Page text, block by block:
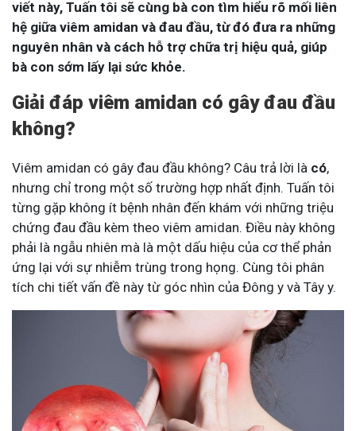
viết này, Tuấn tôi sẽ cùng bà con tìm hiểu rõ mối liên
hệ giữa viêm amidan và đau đầu, từ đó đưa ra những
nguyên nhân và cách hỗ trợ chữa trị hiệu quả, giúp
bà con sớm lấy lại sức khỏe.
Giải đáp viêm amidan có gây đau đầu
không?
Viêm amidan có gây đau đầu không? Câu trả lời là có,
nhưng chỉ trong một số trường hợp nhất định. Tuấn tôi
từng gặp không ít bệnh nhân đến khám với những triệu
chứng đau đầu kèm theo viêm amidan. Điều này không
phải là ngẫu nhiên mà là một dấu hiệu của cơ thể phản
ứng lại với sự nhiễm trùng trong họng. Cùng tôi phân
tích chi tiết vấn đề này từ góc nhìn của Đông y và Tây y.